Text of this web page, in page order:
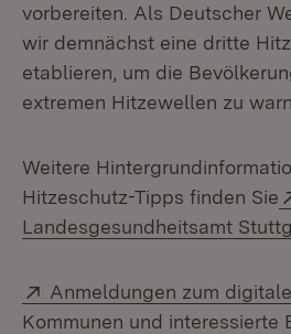
vorbereiten. Als Deutscher
wir demnächst eine dritte
etablieren, um die
extremen Hitzewellen zu
Weitere
Hitzeschutz-Tipps finden Sie
Landesgesundheitsamt
Extern:
Anmeldungen zum
Kommunen und interessierte